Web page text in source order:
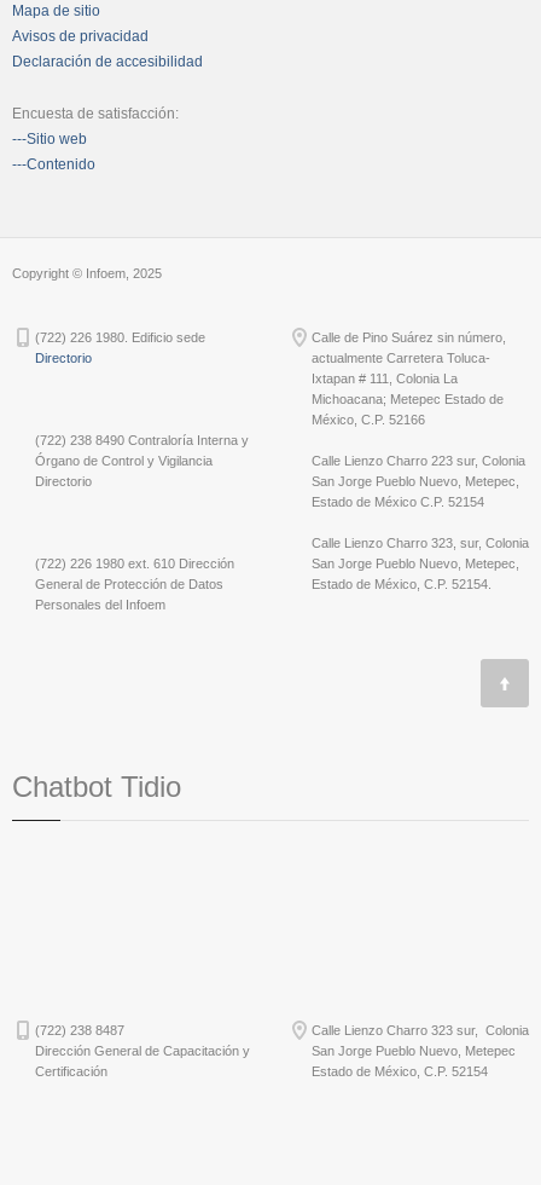
Mapa de sitio
Avisos de privacidad
Declaración de accesibilidad
Encuesta de satisfacción:
---Sitio web
---Contenido
Copyright © Infoem, 2025
(722) 226 1980. Edificio sede
Directorio
(722) 238 8490 Contraloría Interna y
Órgano de Control y Vigilancia
Directorio
(722) 226 1980 ext. 610 Dirección
General de Protección de Datos
Personales del Infoem
Calle de Pino Suárez sin número,
actualmente Carretera Toluca-
Ixtapan # 111, Colonia La
Michoacana; Metepec Estado de
México, C.P. 52166
Calle Lienzo Charro 223 sur, Colonia
San Jorge Pueblo Nuevo, Metepec,
Estado de México C.P. 52154
Calle Lienzo Charro 323, sur, Colonia
San Jorge Pueblo Nuevo, Metepec,
Estado de México, C.P. 52154.
Chatbot Tidio
(722) 238 8487
Dirección General de Capacitación y
Certificación
Calle Lienzo Charro 323 sur, Colonia
San Jorge Pueblo Nuevo, Metepec
Estado de México, C.P. 52154